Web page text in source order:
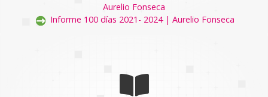
Aurelio Fonseca
Informe 100 días 2021- 2024 | Aurelio Fonseca